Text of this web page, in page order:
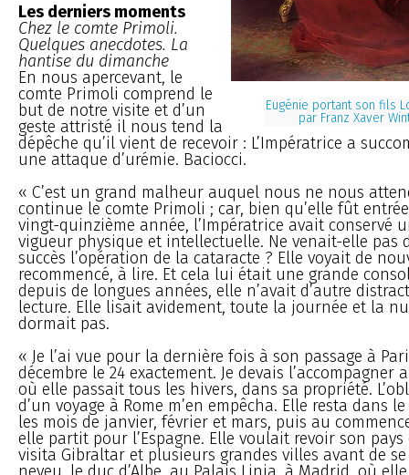
Eugénie portant son fils
par Franz Xaver
Les derniers moments
Chez le comte Primoli.
Quelques anecdotes. La
hantise du dimanche
En nous apercevant, le
comte Primoli comprend le
but de notre visite et d’un
geste attristé il nous tend la
dépêche qu’il vient de recevoir : L’Impératrice a
une attaque d’urémie. Baciocci.
« C’est un grand malheur auquel nous ne nous
continue le comte Primoli ; car, bien qu’elle fût
vingt-quinzième année, l’Impératrice avait conservé
vigueur physique et intellectuelle. Ne venait-elle pas
succès l’opération de la cataracte ? Elle voyait de
recommencé, à lire. Et cela lui était une grande
depuis de longues années, elle n’avait d’autre
lecture. Elle lisait avidement, toute la journée et la
dormait pas.
« Je l’ai vue pour la dernière fois à son passage à
décembre le 24 exactement. Je devais l’accompagner
où elle passait tous les hivers, dans sa propriété.
d’un voyage à Rome m’en empêcha. Elle resta dans
les mois de janvier, février et mars, puis au
elle partit pour l’Espagne. Elle voulait revoir son pays
visita Gibraltar et plusieurs grandes villes avant de